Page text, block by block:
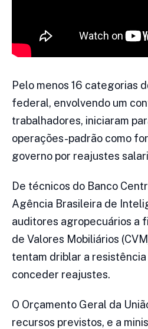
Pelo menos 16 categorias
federal, envolvendo um
trabalhadores, iniciaram
operações-padrão como
governo por reajustes
De técnicos do Banco
Agência Brasileira de
auditores agropecuários a
de Valores Mobiliários
tentam driblar a
conceder reajustes.
O Orçamento Geral da
recursos previstos, e a